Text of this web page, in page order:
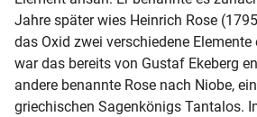
Jahre später wies Heinrich Rose
das Oxid zwei verschiedene
war das bereits von Gustaf Ekeberg
andere benannte Rose nach Niobe,
griechischen Sagenkönigs Tantalos.